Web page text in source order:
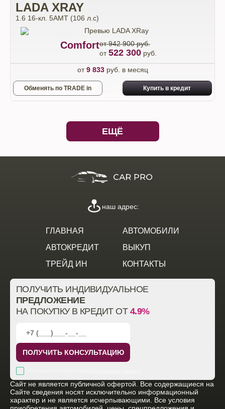
LADA XRAY
1.6 16-кл. 5АМТ (106 л.с)
Comfortот 942 900 руб.
от522 300 руб.
от9 833руб. в месяц
Обменять по TRADE in Купить в кредит
ЕЩЁ
ГЛАВНАЯ
АВТОМОБИЛИ
АВТОКРЕДИТ
ВЫКУП
ТРЕЙД ИН
КОНТАКТЫ
наш адрес:
ПОЛУЧИТЬ ИНДИВИДУАЛЬНОЕ
ПРЕДЛОЖЕНИЕ
НА ПОКУПКУ В КРЕДИТ ОТ 4.9%
ПОЛУЧИТЬ КОНСУЛЬТАЦИЮ
Cайт не является публичной офертой. Все содержащиеся на
Сайте сведения носят исключительно информационный
характер и не является исчерпывающими. Все условия